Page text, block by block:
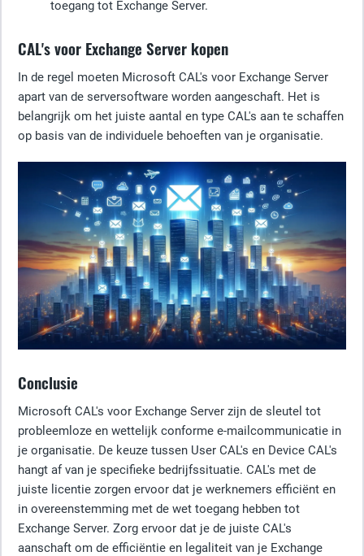
toegang tot Exchange Server.
CAL's voor Exchange Server kopen
In de regel moeten Microsoft CAL's voor Exchange Server
apart van de serversoftware worden aangeschaft. Het is
belangrijk om het juiste aantal en type CAL's aan te schaffen
op basis van de individuele behoeften van je organisatie.
Conclusie
Microsoft CAL's voor Exchange Server zijn de sleutel tot
probleemloze en wettelijk conforme e-mailcommunicatie in
je organisatie. De keuze tussen User CAL's en Device CAL's
hangt af van je specifieke bedrijfssituatie. CAL's met de
juiste licentie zorgen ervoor dat je werknemers efficiënt en
in overeenstemming met de wet toegang hebben tot
Exchange Server. Zorg ervoor dat je de juiste CAL's
aanschaft om de efficiëntie en legaliteit van je Exchange